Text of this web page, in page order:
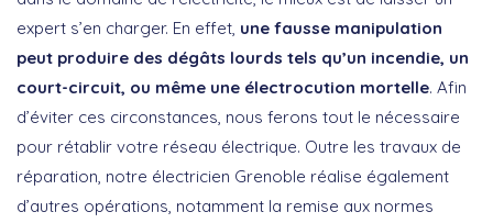
expert s’en charger. En effet, une fausse manipulation
peut produire des dégâts lourds tels qu’un incendie, un
court-circuit, ou même une électrocution mortelle. Afin
d’éviter ces circonstances, nous ferons tout le nécessaire
pour rétablir votre réseau électrique. Outre les travaux de
réparation, notre électricien Grenoble réalise également
d’autres opérations, notamment la remise aux normes